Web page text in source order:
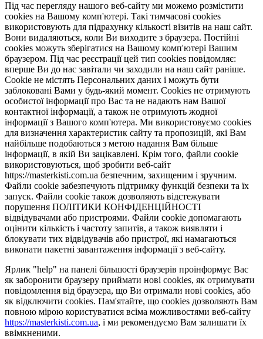
Під час перегляду нашого веб-сайту ми можемо розмістити
cookies на Вашому комп'ютері. Такі тимчасові cookies
використовують для підрахунку кількості візитів на наш сайт.
Вони видаляються, коли Ви виходите з браузера. Постійні
cookies можуть зберігатися на Вашому комп'ютері Вашим
браузером. Під час реєстрації цей тип cookies повідомляє:
вперше Ви до нас завітали чи заходили на наш сайт раніше.
Cookie не містять Персональних даних і можуть бути
заблоковані Вами у будь-який момент. Сookies не отримують
особистої інформації про Вас та не надають нам Вашої
контактної інформації, а також не отримують жодної
інформації з Вашого комп'ютера. Ми використовуємо cookies
для визначення характеристик сайту та пропозицій, які Вам
найбільше подобаються з метою надання Вам більше
інформації, в якій Ви зацікавлені. Крім того, файли cookie
використовуються, щоб зробити веб-сайт
https://masterkisti.com.ua безпечним, захищеним і зручним.
Файли cookie забезпечують підтримку функцій безпеки та їх
запуск. Файли cookie також дозволяють відстежувати
порушення ПОЛІТИКИ КОНФІДЕНЦІЙНОСТІ
відвідувачами або пристроями. Файли cookie допомагають
оцінити кількість і частоту запитів, а також виявляти і
блокувати тих відвідувачів або пристрої, які намагаються
виконати пакетні завантаження інформації з веб-сайту.
Ярлик "help" на панелі більшості браузерів проінформує Вас
як заборонити браузеру приймати нові cookies, як отримувати
повідомлення від браузера, що Ви отримали нові cookies, або
як відключити cookies. Пам'ятайте, що cookies дозволяють Вам
повною мірою користуватися всіма можливостями веб-сайту
https://masterkisti.com.ua, і ми рекомендуємо Вам залишати їх
ввімкненими.